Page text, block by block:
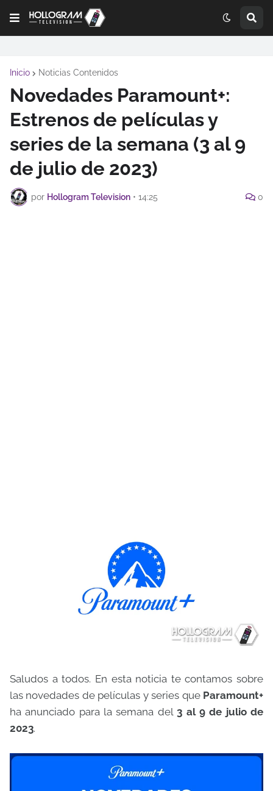
Inicio Noticias Contenidos
Novedades Paramount+:
Estrenos de películas y
series de la semana (3 al 9
de julio de 2023)
por Hollogram Television • 14:25 0
Saludos a todos. En esta noticia te contamos sobre
las novedades de películas y series que Paramount+
ha anunciado para la semana del3 al 9 de julio de
2023.